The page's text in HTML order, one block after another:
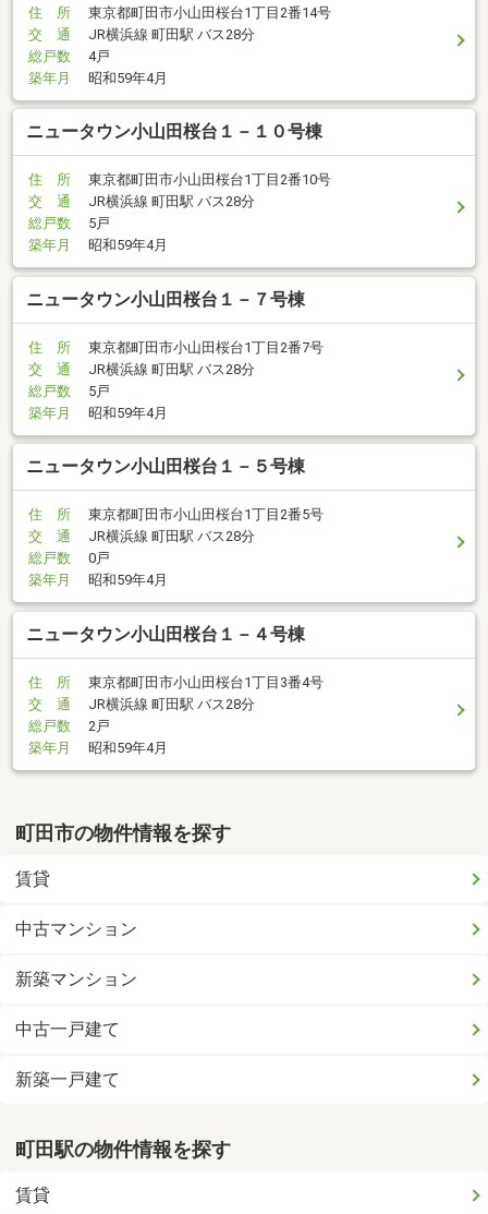
住 所
東京都町田市小山田桜台1丁目2番14号
交 通
JR横浜線 町田駅 バス28分
総戸数
4戸
築年月
昭和59年4月
ニュータウン小山田桜台１－１０号棟
住 所
東京都町田市小山田桜台1丁目2番10号
交 通
JR横浜線 町田駅 バス28分
総戸数
5戸
築年月
昭和59年4月
ニュータウン小山田桜台１－７号棟
住 所
東京都町田市小山田桜台1丁目2番7号
交 通
JR横浜線 町田駅 バス28分
総戸数
5戸
築年月
昭和59年4月
ニュータウン小山田桜台１－５号棟
住 所
東京都町田市小山田桜台1丁目2番5号
交 通
JR横浜線 町田駅 バス28分
総戸数
0戸
築年月
昭和59年4月
ニュータウン小山田桜台１－４号棟
住 所
東京都町田市小山田桜台1丁目3番4号
交 通
JR横浜線 町田駅 バス28分
総戸数
2戸
築年月
昭和59年4月
町田市の物件情報を探す
賃貸
中古マンション
新築マンション
中古一戸建て
新築一戸建て
町田駅の物件情報を探す
賃貸